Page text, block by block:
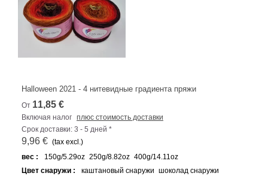
Halloween 2021 - 4 нитевидные градиента пряжи
От 11,85 €
Включая налог плюс стоимость доставки
Срок доставки: 3 - 5 дней *
9,96 € (tax excl.)
вес :
150g/5.29oz 250g/8.82oz 400g/14.11oz
Цвет снаружи :
каштановый снаружи шоколад снаружи